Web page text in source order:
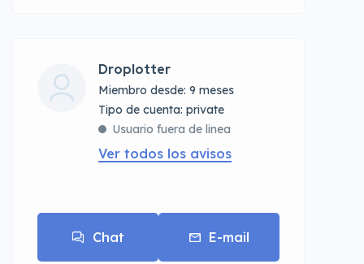
Droplotter
Miembro desde: 9 meses
tipo de cuenta: private
Usuario fuera de linea
Ver todos los avisos
Chat E-mail